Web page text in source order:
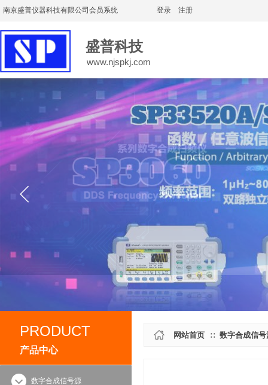
登录 注册
南京盛普仪器科技有限公司会员系统
盛普科技
www.njspkj.com
产品中心
PRODUCT 网站首页 ∷ 数字合成信号
数字合成信号源